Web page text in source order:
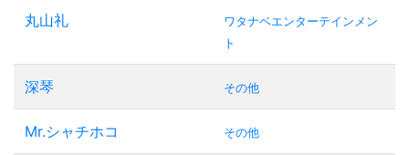
丸山礼
ワタナベエンターテインメン
ト
深琴 その他
Mr.シャチホコ その他